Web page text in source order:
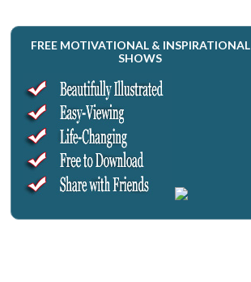
FREE MOTIVATIONAL & INSPIRATIONAL
SHOWS